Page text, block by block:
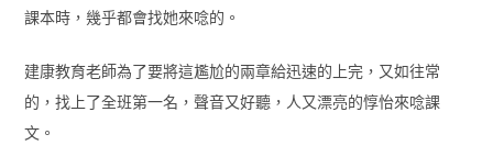
課本時，幾乎都會找她來唸的。
建康教育老師為了要將這尷尬的兩章給迅速的上完，又如往常
的，找上了全班第一名，聲音又好聽，人又漂亮的惇怡來唸課
文。